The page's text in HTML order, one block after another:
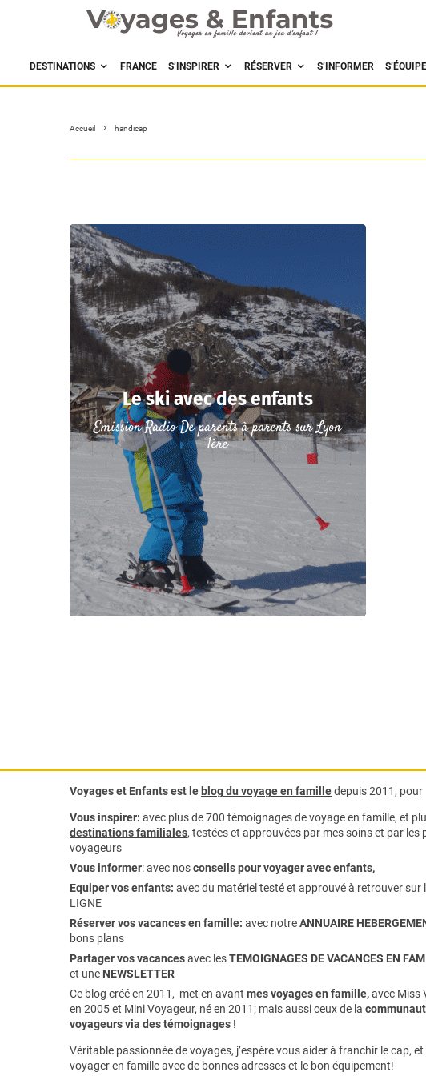
DESTINATIONS FRANCE S’INSPIRER RÉSERVER S’INFORMER
Accueil handicap
Le ski avec des enfants
Emission Radio De parents à parents sur Lyon
1ère
Voyages et Enfants est le blog du voyage en familledepuis 2011, pour
Vous inspirer: avec plus de 700 témoignages devoyage en famille, et
destinations familiales, testées et approuvées par mes soins et par les
voyageurs
Vous informer:avec nosconseils pour voyager avec enfants,
Equiper vos enfants: avec du matériel testé et approuvé à retrouver sur
LIGNE
Réserver vos vacances en famille: avec notreANNUAIRE
bons plans
Partager vos vacancesavec lesTEMOIGNAGES DE VACANCES EN
et une NEWSLETTER
Ce blog créé en 2011, met en avant mes voyages en famille,avec Miss
en 2005 et Mini Voyageur, né en 2011; mais aussi ceux de la
voyageurs via des témoignages !
Véritable passionnée de voyages, j’espère vous aider à franchir le cap,
voyager en famille avec de bonnes adresses et le bon équipement!